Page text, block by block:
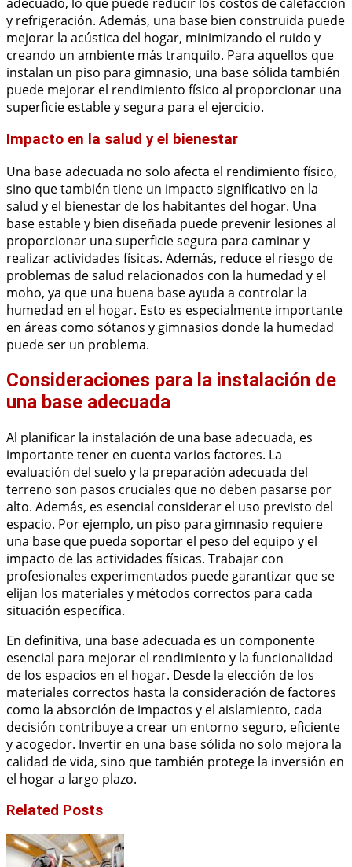
adecuado, lo que puede reducir los costos de calefacción
y refrigeración. Además, una base bien construida puede
mejorar la acústica del hogar, minimizando el ruido y
creando un ambiente más tranquilo. Para aquellos que
instalan un piso para gimnasio, una base sólida también
puede mejorar el rendimiento físico al proporcionar una
superficie estable y segura para el ejercicio.
Impacto en la salud y el bienestar
Una base adecuada no solo afecta el rendimiento físico,
sino que también tiene un impacto significativo en la
salud y el bienestar de los habitantes del hogar. Una
base estable y bien diseñada puede prevenir lesiones al
proporcionar una superficie segura para caminar y
realizar actividades físicas. Además, reduce el riesgo de
problemas de salud relacionados con la humedad y el
moho, ya que una buena base ayuda a controlar la
humedad en el hogar. Esto es especialmente importante
en áreas como sótanos y gimnasios donde la humedad
puede ser un problema.
Consideraciones para la instalación de
una base adecuada
Al planificar la instalación de una base adecuada, es
importante tener en cuenta varios factores. La
evaluación del suelo y la preparación adecuada del
terreno son pasos cruciales que no deben pasarse por
alto. Además, es esencial considerar el uso previsto del
espacio. Por ejemplo, un piso para gimnasio requiere
una base que pueda soportar el peso del equipo y el
impacto de las actividades físicas. Trabajar con
profesionales experimentados puede garantizar que se
elijan los materiales y métodos correctos para cada
situación específica.
En definitiva, una base adecuada es un componente
esencial para mejorar el rendimiento y la funcionalidad
de los espacios en el hogar. Desde la elección de los
materiales correctos hasta la consideración de factores
como la absorción de impactos y el aislamiento, cada
decisión contribuye a crear un entorno seguro, eficiente
y acogedor. Invertir en una base sólida no solo mejora la
calidad de vida, sino que también protege la inversión en
el hogar a largo plazo.
Related Posts